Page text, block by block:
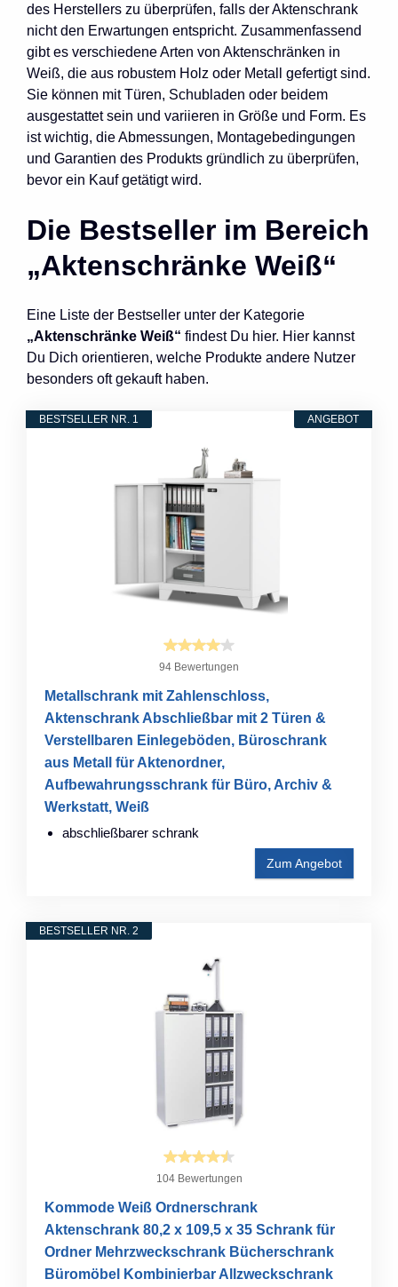
des Herstellers zu überprüfen, falls der Aktenschrank
nicht den Erwartungen entspricht. Zusammenfassend
gibt es verschiedene Arten von Aktenschränken in
Weiß, die aus robustem Holz oder Metall gefertigt sind.
Sie können mit Türen, Schubladen oder beidem
ausgestattet sein und variieren in Größe und Form. Es
ist wichtig, die Abmessungen, Montagebedingungen
und Garantien des Produkts gründlich zu überprüfen,
bevor ein Kauf getätigt wird.
Die Bestseller im Bereich
„Aktenschränke Weiß“
Eine Liste der Bestseller unter der Kategorie
„Aktenschränke Weiß“ findest Du hier. Hier kannst
Du Dich orientieren, welche Produkte andere Nutzer
besonders oft gekauft haben.
ANGEBOT
BESTSELLER NR. 1
94 Bewertungen
Metallschrank mit Zahlenschloss,
Aktenschrank Abschließbar mit 2 Türen &
Verstellbaren Einlegeböden, Büroschrank
aus Metall für Aktenordner,
Aufbewahrungsschrank für Büro, Archiv &
Werkstatt, Weiß
abschließbarer schrank
Zum Angebot
BESTSELLER NR. 2
104 Bewertungen
Kommode Weiß Ordnerschrank
Aktenschrank 80,2 x 109,5 x 35 Schrank für
Ordner Mehrzweckschrank Bücherschrank
Büromöbel Kombinierbar Allzweckschrank